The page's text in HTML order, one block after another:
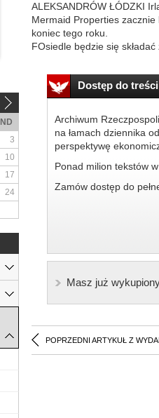
ALEKSANDRÓW ŁÓDZKI
Mermaid Properties
koniec tego roku.
FOsiedle będzie się składać
Dostęp do
Archiwum
na łamach dziennika
perspektywę
Ponad milion tekstów
Zamów dostęp do
Masz już
POPRZEDNI ARTYKUŁ Z
ND
3
10
17
24